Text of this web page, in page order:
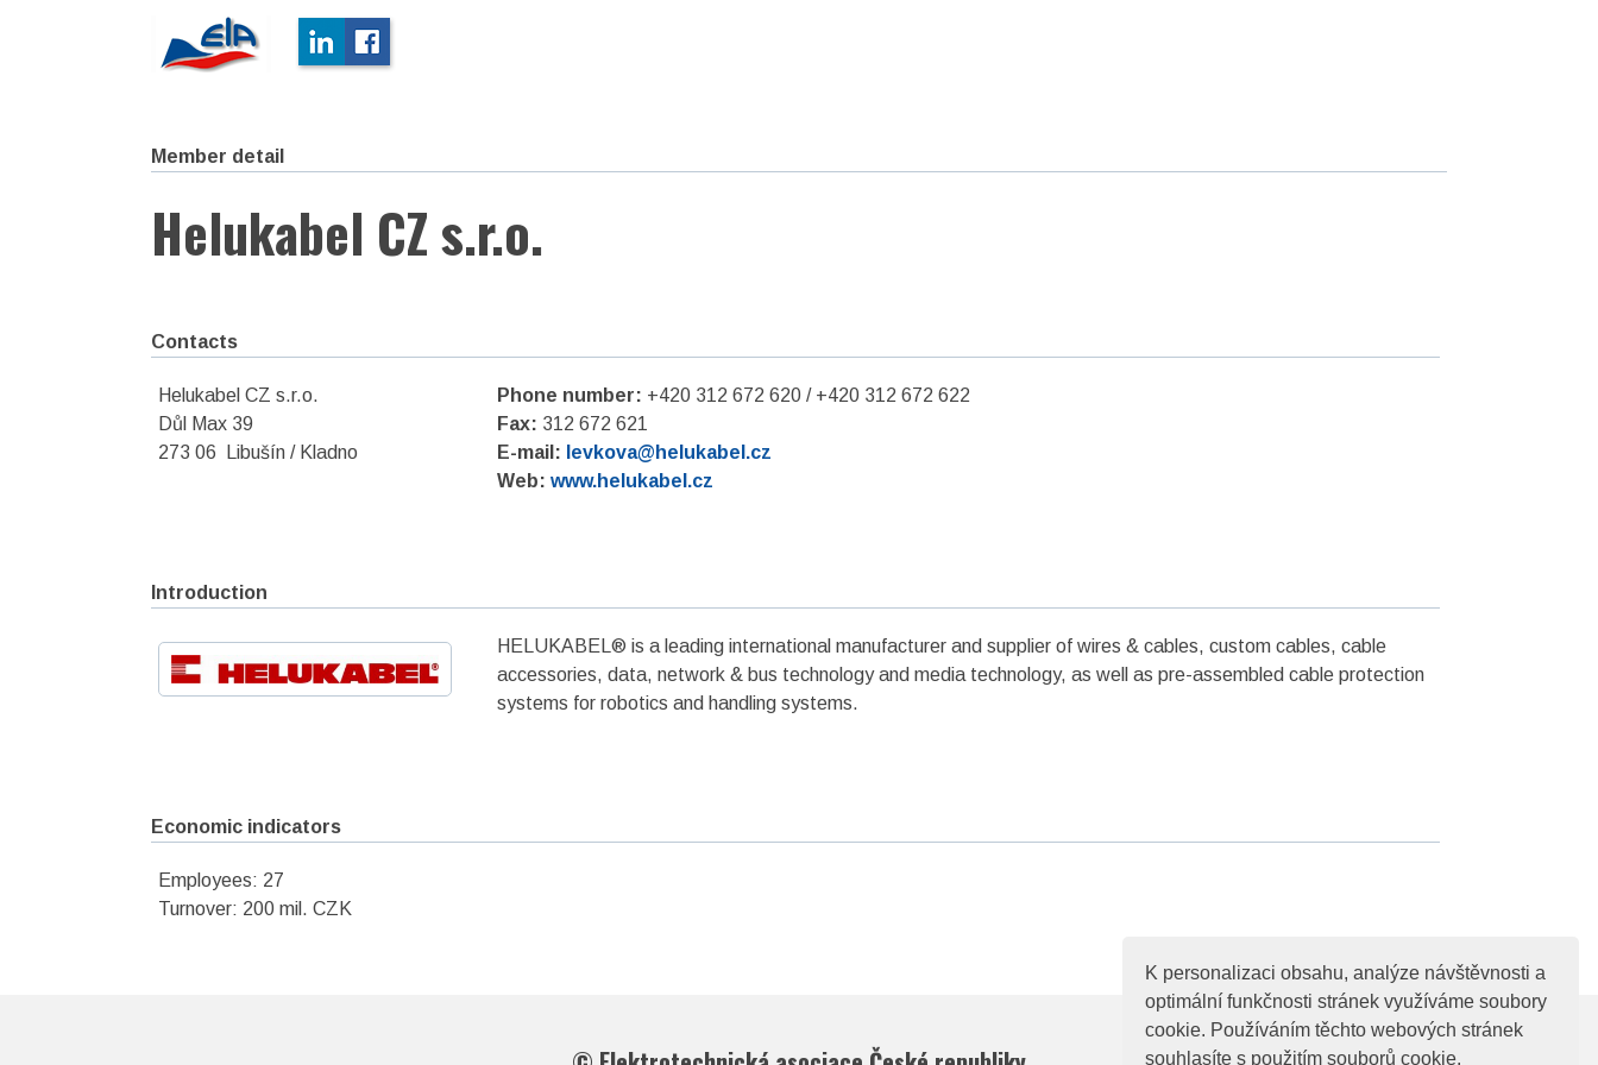
K personalizaci obsahu, analýze návštěvnosti a
optimální funkčnosti stránek využíváme soubory
cookie. Používáním těchto webových stránek
souhlasíte s použitím souborů cookie.
Member detail
Helukabel CZ s.r.o.
Contacts
Helukabel CZ s.r.o.
Důl Max 39
273 06 Libušín / Kladno
Phone number: +420 312 672 620 / +420 312 672 622
Fax: 312 672 621
E-mail: levkova@helukabel.cz
Web: www.helukabel.cz
Introduction
HELUKABEL® is a leading international manufacturer and supplier of wires & cables, custom cables, cable
accessories, data, network & bus technology and media technology, as well as pre-assembled cable protection
systems for robotics and handling systems.
Economic indicators
Employees: 27
Turnover: 200 mil. CZK